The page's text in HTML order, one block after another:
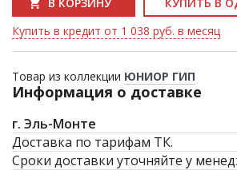
Купить в кредит от 1 038 руб. в месяц
Товар из коллекции ЮНИОР ГИП
Информация о доставке
г. Эль-Монте
Доставка по тарифам ТК.
Сроки доставки уточняйте у